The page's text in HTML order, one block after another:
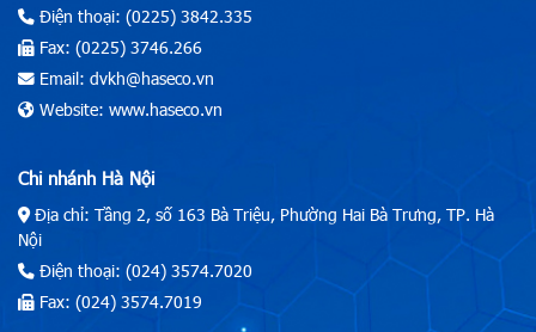
Điện thoại: (0225) 3842.335
Fax: (0225) 3746.266
Email: dvkh@haseco.vn
Website: www.haseco.vn
Chi nhánh Hà Nội
Địa chỉ: Tầng 2, số 163 Bà Triệu, Phường Hai Bà Trưng, TP. Hà
Nội
Điện thoại: (024) 3574.7020
Fax: (024) 3574.7019